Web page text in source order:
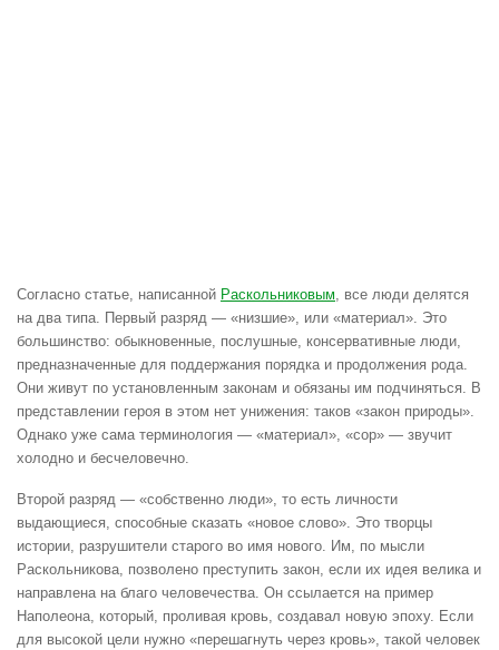
Согласно статье, написанной Раскольниковым, все люди делятся
на два типа. Первый разряд — «низшие», или «материал». Это
большинство: обыкновенные, послушные, консервативные люди,
предназначенные для поддержания порядка и продолжения рода.
Они живут по установленным законам и обязаны им подчиняться. В
представлении героя в этом нет унижения: таков «закон природы».
Однако уже сама терминология — «материал», «сор» — звучит
холодно и бесчеловечно.
Второй разряд — «собственно люди», то есть личности
выдающиеся, способные сказать «новое слово». Это творцы
истории, разрушители старого во имя нового. Им, по мысли
Раскольникова, позволено преступить закон, если их идея велика и
направлена на благо человечества. Он ссылается на пример
Наполеона, который, проливая кровь, создавал новую эпоху. Если
для высокой цели нужно «перешагнуть через кровь», такой человек